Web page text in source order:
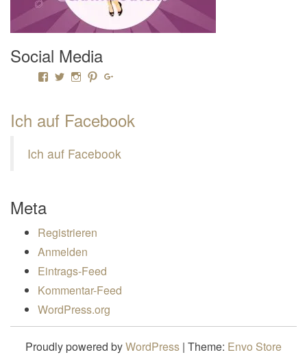
Social Media
Profil von Mamili1910 auf Facebook anzeigen
Profil von Mamili1910 auf Twitter anzeigen
Profil von Mamili1910 auf Instagram anzeigen
Profil von Mamili1910 auf Pinterest anzeigen
Ich auf Facebook
Ich auf Facebook
Meta
Registrieren
Anmelden
Eintrags-Feed
Kommentar-Feed
WordPress.org
Proudly powered byWordPress | Theme: Envo Store